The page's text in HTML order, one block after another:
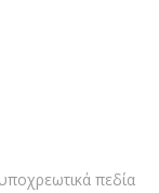
πεδία